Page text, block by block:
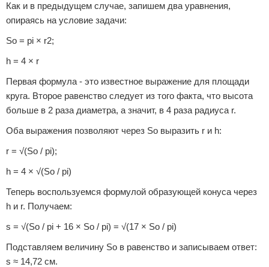
Как и в предыдущем случае, запишем два уравнения,
опираясь на условие задачи:
So = pi × r2;
h = 4 × r
Первая формула - это известное выражение для площади
круга. Второе равенство следует из того факта, что высота
больше в 2 раза диаметра, а значит, в 4 раза радиуса r.
Оба выражения позволяют через So выразить r и h:
r = √(So / pi);
h = 4 × √(So / pi)
Теперь воспользуемся формулой образующей конуса через
h и r. Получаем:
s = √(So / pi + 16 × So / pi) = √(17 × So / pi)
Подставляем величину So в равенство и записываем ответ:
s ≈ 14,72 см.